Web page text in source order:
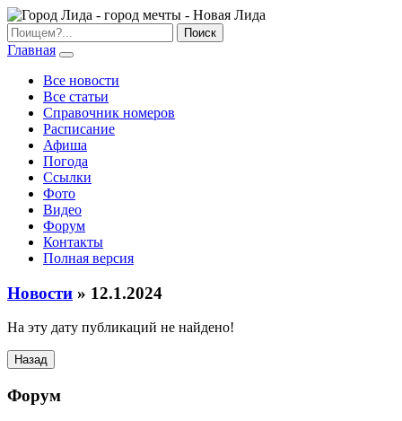
Главная
Все новости
Все статьи
Справочник номеров
Расписание
Афиша
Погода
Ссылки
Фото
Видео
Форум
Контакты
Полная версия
Новости » 12.1.2024
На эту дату публикаций не найдено!
Назад
Форум